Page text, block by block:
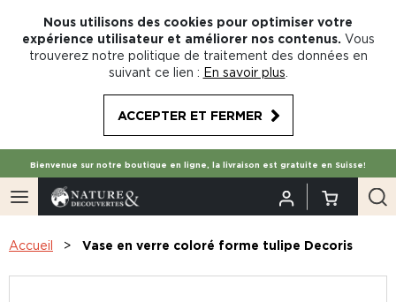
Nous utilisons des cookies pour optimiser votre
expérience utilisateur et améliorer nos contenus. Vous
trouverez notre politique de traitement des données en
suivant ce lien : En savoir plus
ACCEPTER ET FERMER
Bienvenue sur notre boutique en ligne, la livraison est gratuite en Suisse!
Accueil Vase en verre coloré forme tulipe Decoris